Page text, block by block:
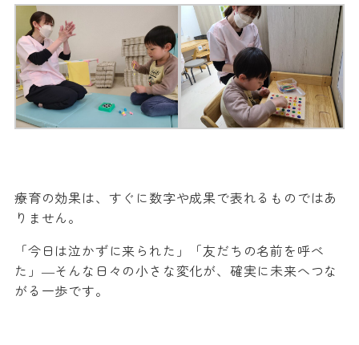
療育の効果は、すぐに数字や成果で表れるものではあ
りません。
「今日は泣かずに来られた」「友だちの名前を呼べ
た」―そんな日々の小さな変化が、確実に未来へつな
がる一歩です。